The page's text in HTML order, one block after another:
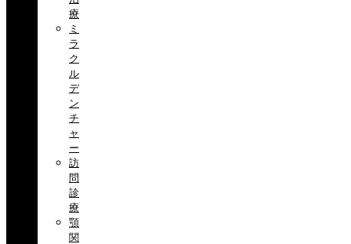
療
ミ
ラ
ク
ル
デ
ン
チ
ャ
ー
訪
問
診
療
顎
関